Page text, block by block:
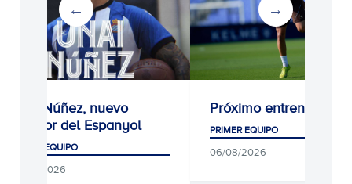
Unai Núñez, nuevo
jugador del Espanyol
PRIMER EQUIPO
06/08/2026
Próximo
PRIMER EQUIPO
06/08/2026